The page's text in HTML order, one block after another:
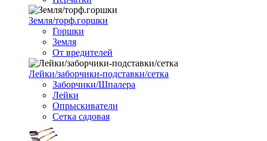
Земля/торф.горшки
Горшки
Земля
От вредителей
Лейки/заборчики-подставки/сетка
Заборчики/Шпалера
Лейки
Опрыскиватели
Сетка садовая